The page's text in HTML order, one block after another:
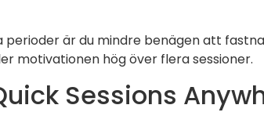
är du mindre benägen att
motivationen hög över flera sessioner.
Sessions